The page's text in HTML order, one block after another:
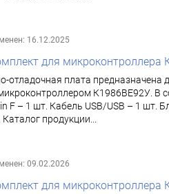
16.12.2025
для микроконтроллера
отладочная плата
К1986ВЕ92У. В
F – 1 шт. Кабель USB/USB – 1
продукции...
09.02.2026
для микроконтроллера